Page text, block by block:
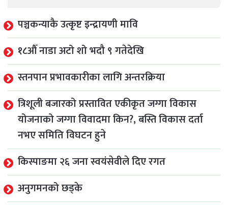
पञ्चकन्याकै उत्कृष्ट इन्द्रायणी मावि
१८औँ नाडा अटो शो भदौ ९ गतेदेखि
स्तनपान प्रभावकारीका लागि अन्तरक्रिया
त्रिशूली बजारको प्रस्तावित एकीकृत जग्गा विकास
योजनाको जग्गा विवादमा किन?, बस्ति विकास दर्ता
नभए समिति विघटन हुने
किस्पाङमा २६ जना स्वयंसेवीले दिए रगत
अनुगमनको छड्के